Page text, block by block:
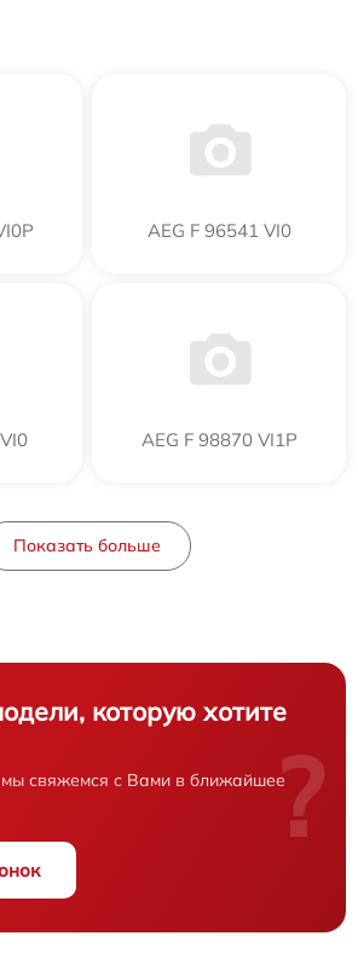
AEG F 96541 VI0
AEG F 98870 VI1P
Показать больше
которую хотите
мы свяжемся с Вами в ближайшее?